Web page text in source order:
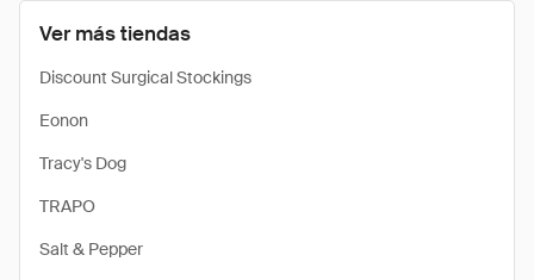
Ver más tiendas
Discount Surgical Stockings
Eonon
Tracy's Dog
TRAPO
Salt & Pepper